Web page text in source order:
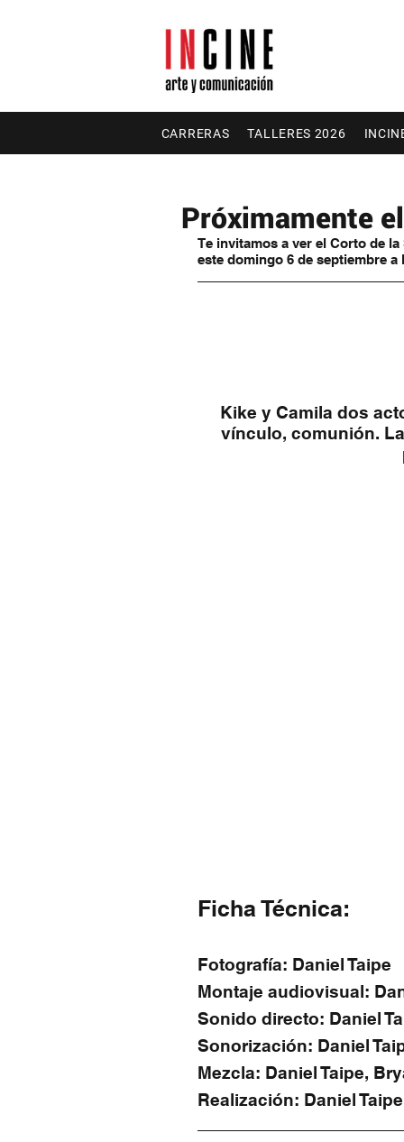
CARRERAS TALLERES 2026
Próximamente
Te invitamos a ver el Corto de la
este domingo 6 de septiembre a
Kike y Camila dos
vínculo, comunión.
Ficha Técnica:
Fotografía: Daniel Taipe
Montaje audiovisual:
Sonido directo: Daniel
Sonorización: Daniel
Mezcla: Daniel Taipe,
Realización: Daniel Taipe